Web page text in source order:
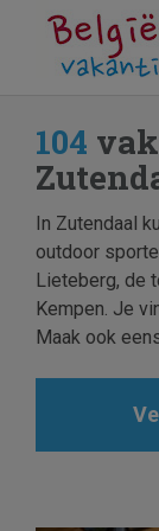
104
In Zutendaal
outdoor
Lieteberg, de
Kempen. Je
Maak ook